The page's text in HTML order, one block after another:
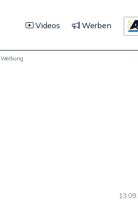
Videos Werben
Werbung